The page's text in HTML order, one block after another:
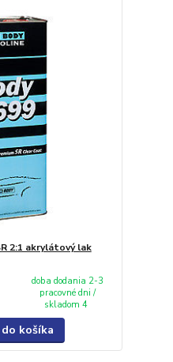
2:1 akrylátový lak
doba dodania 2-3
pracovné dni /
skladom 4
košíka